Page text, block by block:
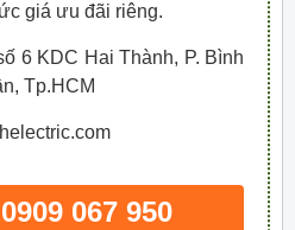
giá ưu đãi riêng.
6 KDC Hai Thành, P. Bình
Tp.HCM
067 950